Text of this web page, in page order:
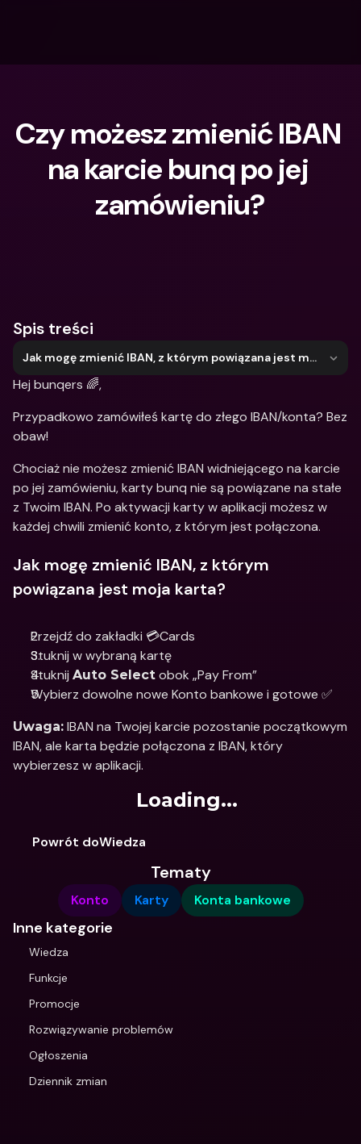
Czy możesz zmienić IBAN
na karcie bunq po jej
zamówieniu?
Spis treści
Jak mogę zmienić IBAN, z którym powiązana jest moja karta?
Hej bunqers 🌈,
Przypadkowo zamówiłeś kartę do złego IBAN/konta? Bez
obaw!
Chociaż nie możesz zmienić IBAN widniejącego na karcie
po jej zamówieniu, karty bunq nie są powiązane na stałe
z Twoim IBAN. Po aktywacji karty w aplikacji możesz w
każdej chwili zmienić konto, z którym jest połączona.
Jak mogę zmienić IBAN, z którym
powiązana jest moja karta?
Przejdź do zakładki 💳Cards
Stuknij w wybraną kartę
Stuknij Auto Select obok „Pay From”
Wybierz dowolne nowe Konto bankowe i gotowe ✅
Uwaga: IBAN na Twojej karcie pozostanie początkowym
IBAN, ale karta będzie połączona z IBAN, który
wybierzesz w aplikacji.
Loading...
Powrót doWiedza
Tematy
Konto Karty Konta bankowe
Inne kategorie
Wiedza
Funkcje
Promocje
Rozwiązywanie problemów
Ogłoszenia
Dziennik zmian